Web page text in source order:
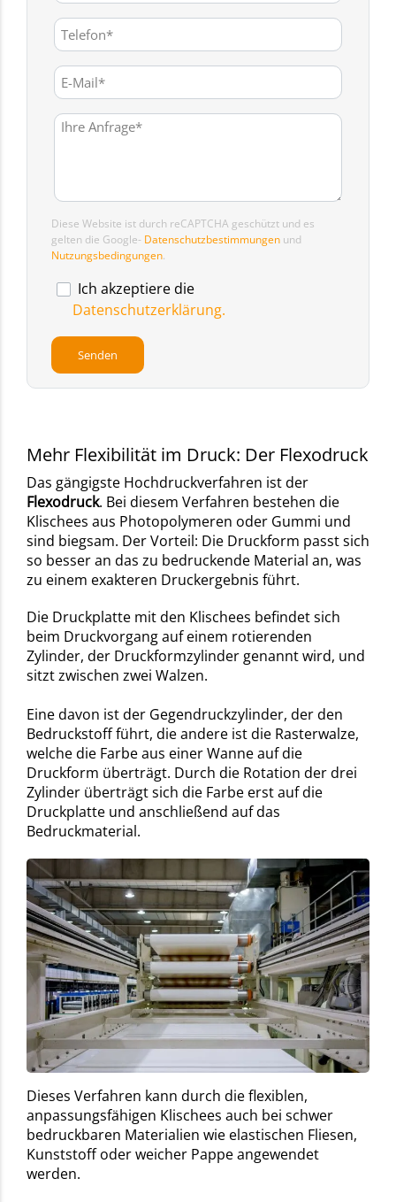
Diese Website ist durch reCAPTCHA geschützt und es
gelten die Google- Datenschutzbestimmungen und
Nutzungsbedingungen.
Ich akzeptiere die
Datenschutzerklärung.
Mehr Flexibilität im Druck: Der Flexodruck
Das gängigste Hochdruckverfahren ist der
Flexodruck. Bei diesem Verfahren bestehen die
Klischees aus Photopolymeren oder Gummi und
sind biegsam. Der Vorteil: Die Druckform passt sich
so besser an das zu bedruckende Material an, was
zu einem exakteren Druckergebnis führt.
Die Druckplatte mit den Klischees befindet sich
beim Druckvorgang auf einem rotierenden
Zylinder, der Druckformzylinder genannt wird, und
sitzt zwischen zwei Walzen.
Eine davon ist der Gegendruckzylinder, der den
Bedruckstoff führt, die andere ist die Rasterwalze,
welche die Farbe aus einer Wanne auf die
Druckform überträgt. Durch die Rotation der drei
Zylinder überträgt sich die Farbe erst auf die
Druckplatte und anschließend auf das
Bedruckmaterial.
Dieses Verfahren kann durch die flexiblen,
anpassungsfähigen Klischees auch bei schwer
bedruckbaren Materialien wie elastischen Fliesen,
Kunststoff oder weicher Pappe angewendet
werden.